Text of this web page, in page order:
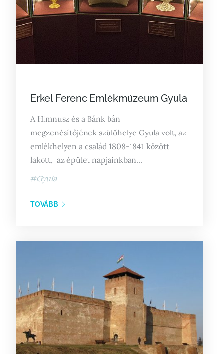
Posted
Erkel Ferenc Emlékmúzeum Gyula
A Himnusz és a Bánk bán
megzenésítőjének szülőhelye Gyula volt, az
emlékhelyen a család 1808-1841 között
lakott, az épület napjainkban...
Gyula
TOVÁBB